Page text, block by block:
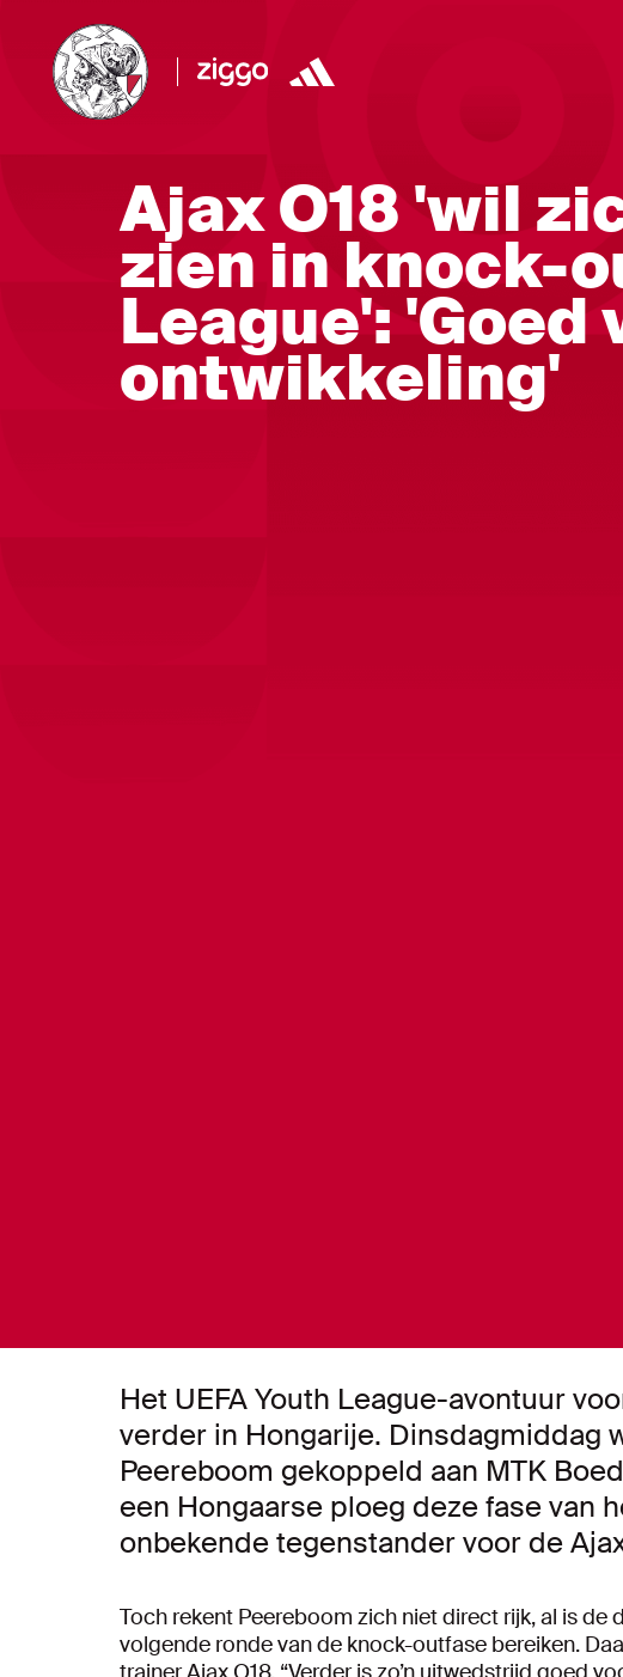
Ajax O18 'wil
zien in knock-
League': 'Goed
ontwikkeling'
Het UEFA Youth League-avontuur
verder in Hongarije. Dinsdagmiddag
Peereboom gekoppeld aan MTK
een Hongaarse ploeg deze fase van
onbekende tegenstander voor de
Toch rekent Peereboom zich niet direct rijk, al is de
volgende ronde van de knock-outfase bereiken.